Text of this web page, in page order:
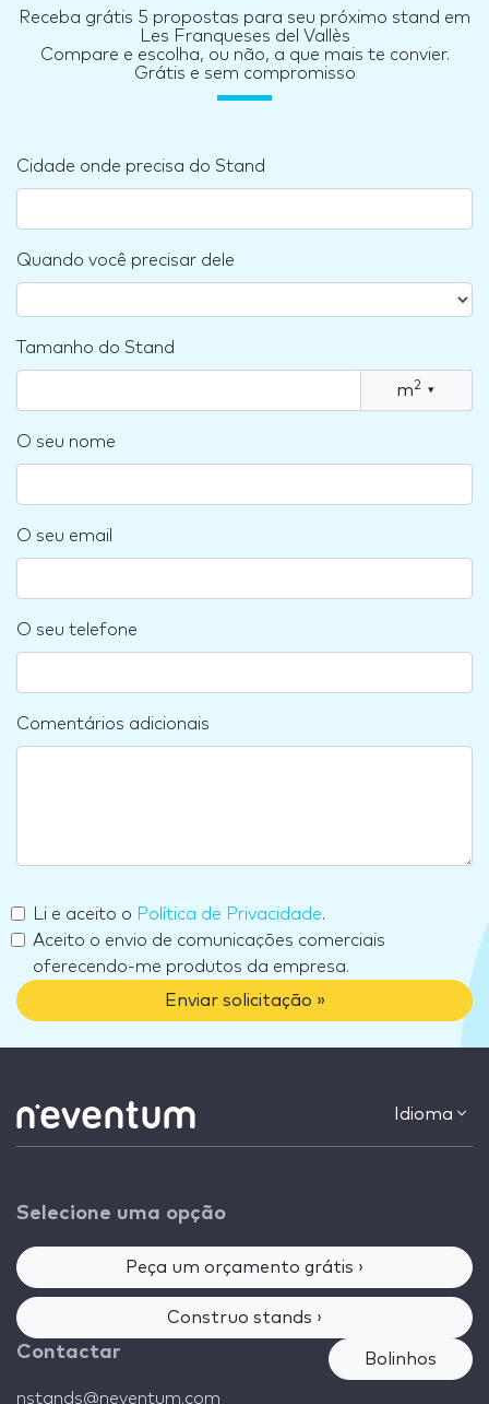
Receba grátis 5 propostas para seu próximo stand em
Les Franqueses del Vallès
Compare e escolha, ou não, a que mais te convier.
Grátis e sem compromisso
Cidade onde precisa do Stand
Quando você precisar dele
Tamanho do Stand
m2 ▾
O seu nome
O seu email
O seu telefone
Comentários adicionais
Li e aceito o Política de Privacidade.
Aceito o envio de comunicações comerciais
oferecendo-me produtos da empresa.
Enviar solicitação »
Idioma
Selecione uma opção
Peça um orçamento grátis ›
Construo stands ›
Contactar
nstands@neventum.com
Bolinhos